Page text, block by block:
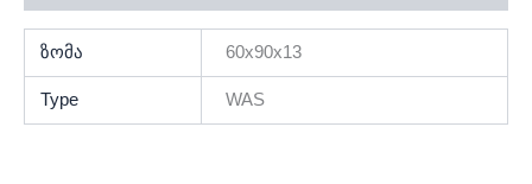
ზომა 60x90x13
Type WAS